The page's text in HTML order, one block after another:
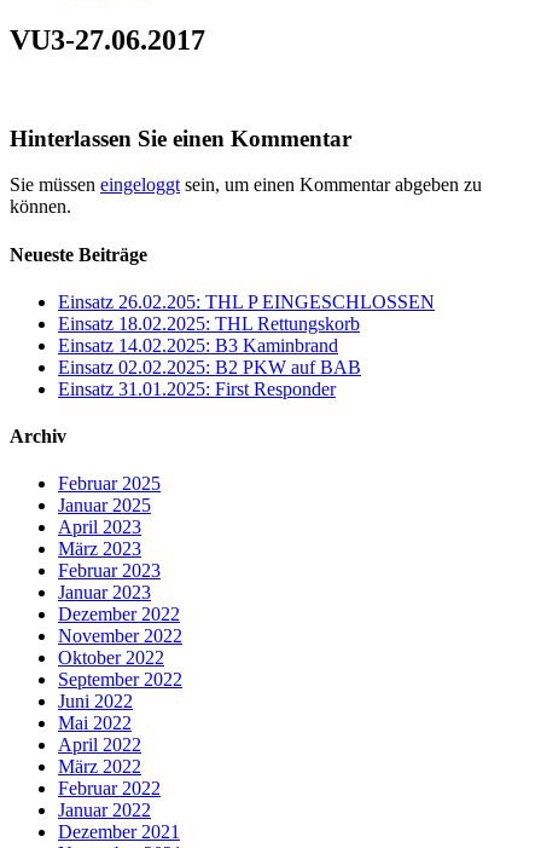
VU3-27.06.2017
Hinterlassen Sie einen Kommentar
Sie müssen eingeloggt sein, um einen Kommentar abgeben zu
können.
Neueste Beiträge
Einsatz 26.02.205: THL P EINGESCHLOSSEN
Einsatz 18.02.2025: THL Rettungskorb
Einsatz 14.02.2025: B3 Kaminbrand
Einsatz 02.02.2025: B2 PKW auf BAB
Einsatz 31.01.2025: First Responder
Archiv
Februar 2025
Januar 2025
April 2023
März 2023
Februar 2023
Januar 2023
Dezember 2022
November 2022
Oktober 2022
September 2022
Juni 2022
Mai 2022
April 2022
März 2022
Februar 2022
Januar 2022
Dezember 2021